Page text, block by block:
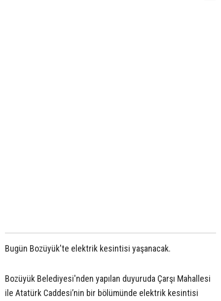
Bugün Bozüyük'te elektrik kesintisi yaşanacak.
Bozüyük Belediyesi'nden yapılan duyuruda Çarşı Mahallesi
ile Atatürk Caddesi’nin bir bölümünde elektrik kesintisi